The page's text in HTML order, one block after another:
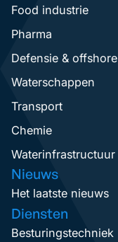
Food industrie
Pharma
Defensie & offshore
Waterschappen
Transport
Chemie
Waterinfrastructuur
Nieuws
Het laatste nieuws
Diensten
Besturingstechniek